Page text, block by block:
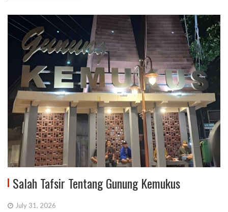
Salah Tafsir Tentang Gunung Kemukus
July 31, 2026